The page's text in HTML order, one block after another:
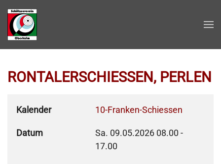
Zum Hauptinhalt springen
RONTALERSCHIESSEN, PERLEN
Kalender 10-Franken-Schiessen
Datum Sa. 09.05.2026 08.00 -
17.00